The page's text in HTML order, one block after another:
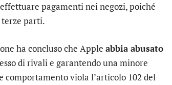
pagamenti nei negozi, poiché
parti.
ha concluso che Apple abbia abusato
di rivali e garantendo una minore
viola l’articolo 102 del